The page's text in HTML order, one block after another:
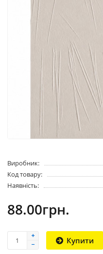
Виробник:
Код товару:
Наявність:
88.00грн.
Купити